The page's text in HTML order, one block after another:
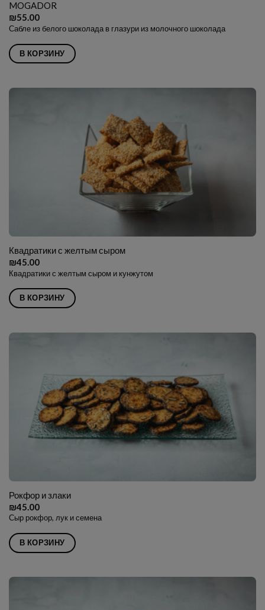
MOGADOR
₪55.00
Сабле из белого шоколада в глазури из молочного шоколада
В КОРЗИНУ
Квадратики с желтым сыром
₪45.00
Квадратики с желтым сыром и кунжутом
В КОРЗИНУ
Рокфор и злаки
₪45.00
Сыр рокфор, лук и семена
В КОРЗИНУ